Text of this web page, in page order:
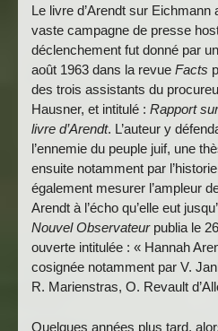
Le livre d’Arendt sur Eichmann
vaste campagne de presse
déclenchement fut donné par
août 1963 dans la revueFacts
des trois assistants du
Hausner, et intitulé :Rapport
livre d’Arendt. L’auteur y
l’ennemie du peuple juif, une
ensuite notamment par
également mesurer l’ampleur
Arendt à l’écho qu’elle eut
Nouvel Observateurpublia le
ouverte intitulée : « Hannah
cosignée notamment par V.
R. Marienstras, O. Revault
Quelques années plus tard,